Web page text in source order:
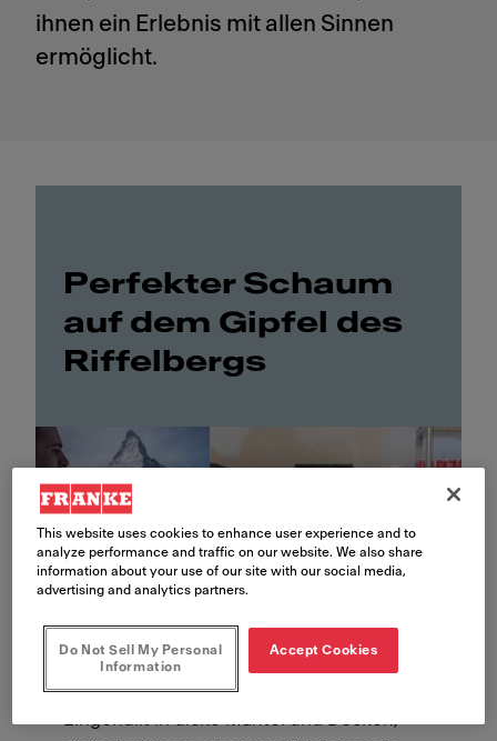
ihnen ein Erlebnis mit allen Sinnen
ermöglicht.
Perfekter Schaum
auf dem Gipfel des
Riffelbergs
This website uses cookies to enhance user experience and to
analyze performance and traffic on our website. We also share
information about your use of our site with our social media,
advertising and analytics partners.
Do Not Sell My Personal
Information
Accept Cookies